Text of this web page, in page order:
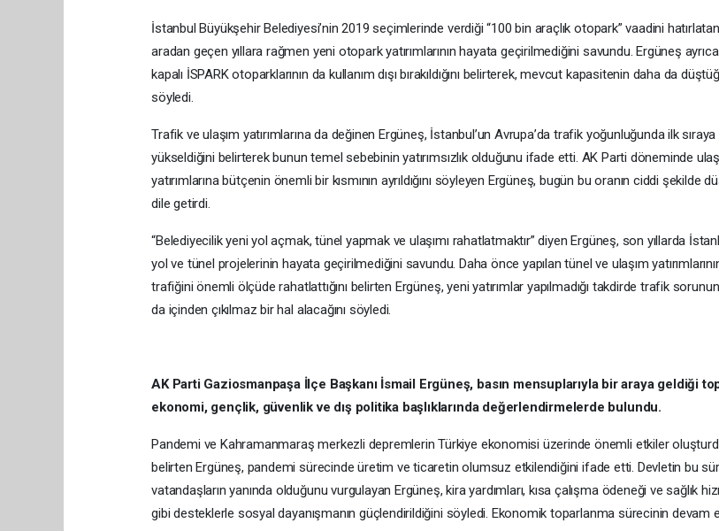
İstanbul Büyükşehir Belediyesi’nin 2019 seçimlerinde verdiği “100 bin araçlık otopark” vaadini
aradan geçen yıllara rağmen yeni otopark yatırımlarının hayata geçirilmediğini savundu. Ergüneş ayrıca
kapalı İSPARK otoparklarının da kullanım dışı bırakıldığını belirterek, mevcut kapasitenin daha da
söyledi.
Trafik ve ulaşım yatırımlarına da değinen Ergüneş, İstanbul’un Avrupa’da trafik yoğunluğunda ilk sıraya
yükseldiğini belirterek bunun temel sebebinin yatırımsızlık olduğunu ifade etti. AK Parti döneminde
yatırımlarına bütçenin önemli bir kısmının ayrıldığını söyleyen Ergüneş, bugün bu oranın ciddi şekilde
dile getirdi.
“Belediyecilik yeni yol açmak, tünel yapmak ve ulaşımı rahatlatmaktır” diyen Ergüneş, son yıllarda
yol ve tünel projelerinin hayata geçirilmediğini savundu. Daha önce yapılan tünel ve ulaşım
trafiğini önemli ölçüde rahatlattığını belirten Ergüneş, yeni yatırımlar yapılmadığı takdirde trafik
da içinden çıkılmaz bir hal alacağını söyledi.
AK Parti Gaziosmanpaşa İlçe Başkanı İsmail Ergüneş, basın mensuplarıyla bir araya geldiği
ekonomi, gençlik, güvenlik ve dış politika başlıklarında değerlendirmelerde bulundu.
Pandemi ve Kahramanmaraş merkezli depremlerin Türkiye ekonomisi üzerinde önemli etkiler
belirten Ergüneş, pandemi sürecinde üretim ve ticaretin olumsuz etkilendiğini ifade etti. Devletin bu
vatandaşların yanında olduğunu vurgulayan Ergüneş, kira yardımları, kısa çalışma ödeneği ve sağlık
gibi desteklerle sosyal dayanışmanın güçlendirildiğini söyledi. Ekonomik toparlanma sürecinin devam